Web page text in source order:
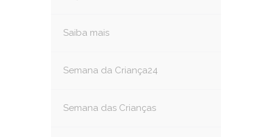
Saiba mais
Semana da Criança24
Semana das Crianças